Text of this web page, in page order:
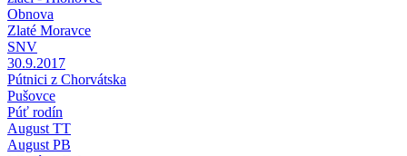
Obnova
Zlaté Moravce
SNV
30.9.2017
Pútnici z Chorvátska
Pušovce
Púť rodín
August TT
August PB